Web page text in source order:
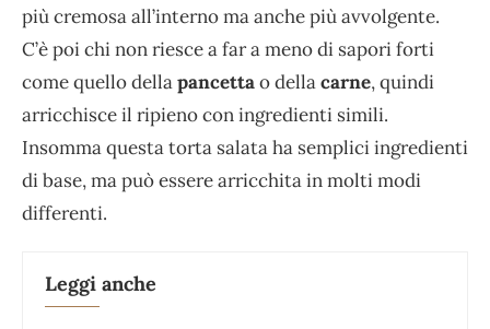
più cremosa all’interno ma anche più avvolgente.
C’è poi chi non riesce a far a meno di sapori forti
come quello dellapancettao dellacarne, quindi
arricchisce il ripieno con ingredienti simili.
Insomma questa torta salata ha semplici ingredienti
di base, ma può essere arricchita in molti modi
differenti.
Leggi anche